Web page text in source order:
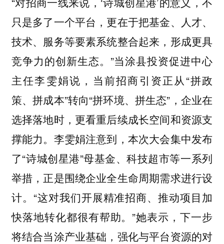
只是多了一个平台，更在于把基金、人才、
技术、服务等要素系统整合起来，形成更具
竞争力的创新生态。”当涂县投资促进中心
主任李雯娟说，当前招商引资正从“拼政
策、拼成本”转向“拼环境、拼生态”，企业在
选择落地时，更看重后续成长空间和资源支
撑能力。李雯娟注意到，本次大会集中发布
了“诗城创星港”母基金、科技超市等一系列
举措，正是围绕企业全生命周期需求进行设
计。“这对我们开展精准招商、推动项目加
快落地转化都很有帮助。”她表示，下一步
将结合当涂产业基础，强化与平台资源的对